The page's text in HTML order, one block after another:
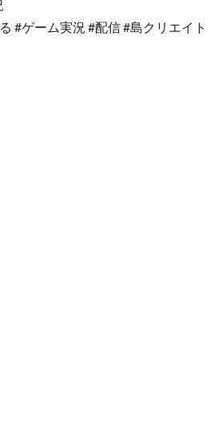
#ゲーム実況 #配信 #島クリエイト